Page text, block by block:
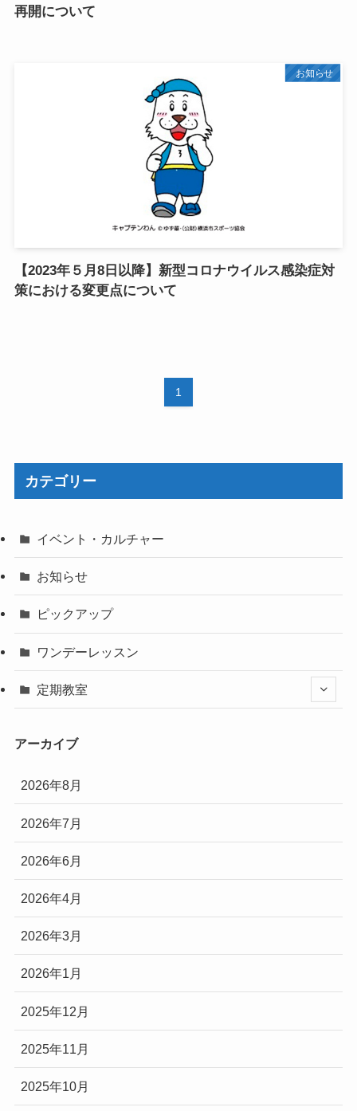
再開について
お知らせ
【2023年５月8日以降】新型コロナウイルス感染症対
策における変更点について
1
カテゴリー
イベント・カルチャー
お知らせ
ピックアップ
ワンデーレッスン
定期教室
アーカイブ
2026年8月
2026年7月
2026年6月
2026年4月
2026年3月
2026年1月
2025年12月
2025年11月
2025年10月